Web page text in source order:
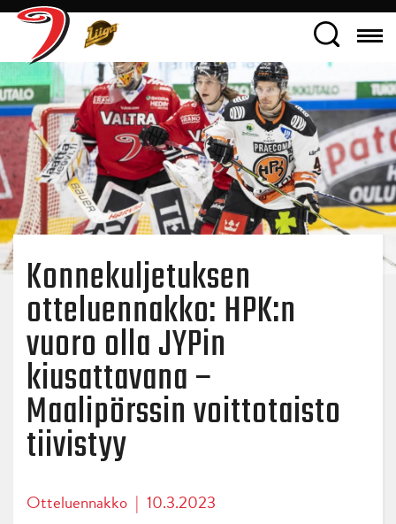
Konnekuljetuksen
otteluennakko: HPK:n
vuoro olla JYPin
kiusattavana –
Maalipörssin voittotaisto
tiivistyy
Otteluennakko | 10.3.2023